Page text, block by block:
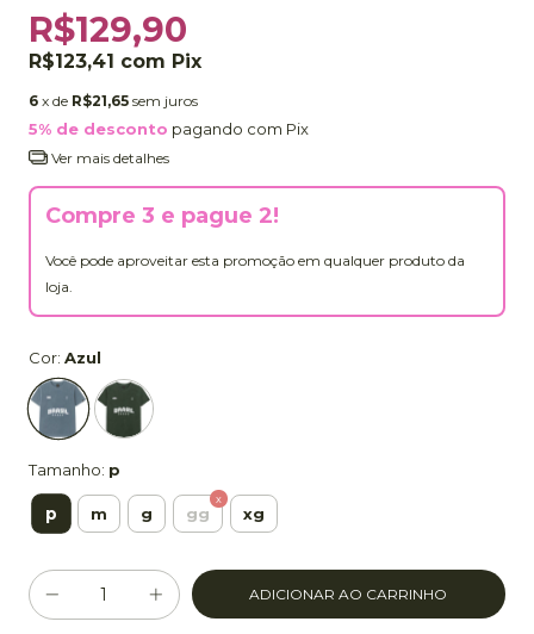
R$129,90
R$123,41 com Pix
6 x de R$21,65 sem juros
5% de desconto pagando com Pix
Ver mais detalhes
Compre 3 e pague 2!
Você pode aproveitar esta promoção em qualquer produto da
loja.
Cor: Azul
Tamanho: p
p m g gg xg